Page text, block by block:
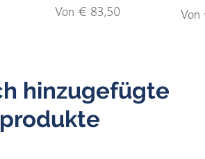
Von € 83,50
Von
hinzugefügte
produkte